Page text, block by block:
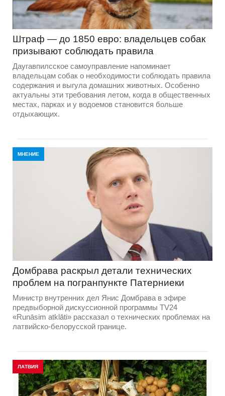
Штраф — до 1850 евро: владельцев собак
призывают соблюдать правила
Даугавпилсское самоуправление напоминает
владельцам собак о необходимости соблюдать правила
содержания и выгула домашних животных. Особенно
актуальны эти требования летом, когда в общественных
местах, парках и у водоемов становится больше
отдыхающих.
МНЕНИЕ
Домбравa раскрыл детали технических
проблем на погранпункте Патерниеки
Министр внутренних дел Янис Домбрава в эфире
предвыборной дискуссионной программы TV24
«Runāsim atklāti» рассказал о технических проблемах на
латвийско-белорусской границе.
ЛАТВИЯ